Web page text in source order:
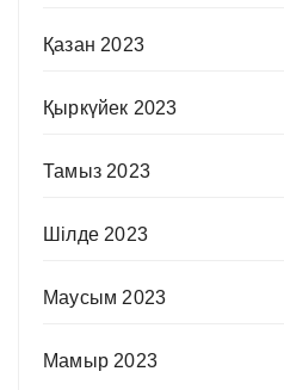
Қазан 2023
Қыркүйек 2023
Тамыз 2023
Шілде 2023
Маусым 2023
Мамыр 2023